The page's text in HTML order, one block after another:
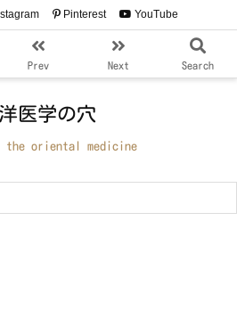
Prev Next Search
Pinterest YouTube
医学の穴
the oriental medicine